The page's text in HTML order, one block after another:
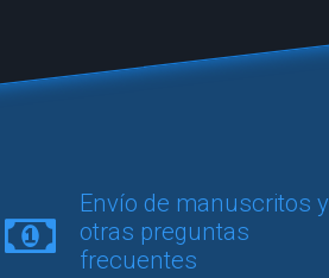
mano alzada de una sentada y he de
me he quedado con la impresión
que probablemente es lo mejor que
Envío de manuscritos y
otras preguntas
frecuentes